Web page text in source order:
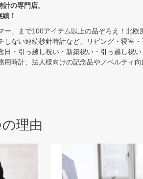
の専門店。
！
」まで100アイテム以上の品ぞろえ！北
ない連続秒針時計など、リビング・寝室
・引っ越し祝い・新築祝い・引っ越し祝
時計、法人様向けの記念品やノベルティ
理由